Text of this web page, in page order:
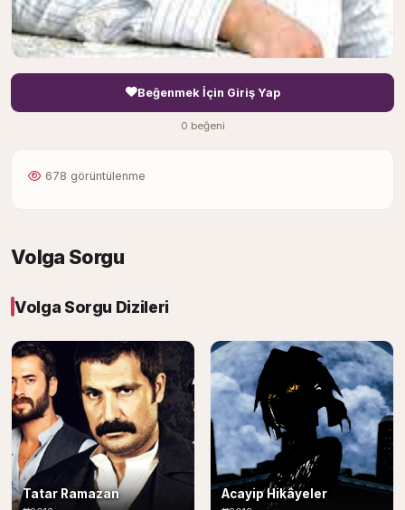
Beğenmek İçin Giriş Yap
0 beğeni
678 görüntülenme
Volga Sorgu
Volga Sorgu Dizileri
Tatar Ramazan Acayip Hikâyeler